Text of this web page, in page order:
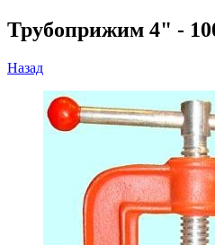
Трубоприжим 4" -
Назад